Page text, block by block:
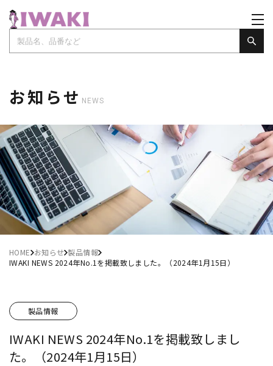
お知らせ NEWS
HOME お知らせ 製品情報
IWAKI NEWS 2024年No.1を掲載致しました。（2024年1月15日）
製品情報
IWAKI NEWS 2024年No.1を掲載致しまし
た。（2024年1月15日）